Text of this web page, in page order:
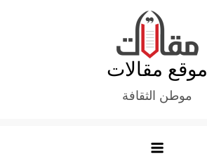
موقع مقالات
موطن الثقافة